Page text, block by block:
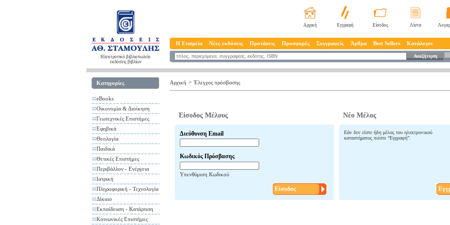
Ηλεκτρονικό βιβλιοπωλείο
εκδόσεις βιβλίων
Αρχική Εγγραφή Είσοδος Λίστα
Η Εταιρεία Νέες εκδόσεις Προτάσεις Προσφορές Συγγραφείς Άρθρα Best Sellers Κατάλογοι
Αναζήτηση
Κατηγορίες
eBooks
Οικονομία & Διοίκηση
Γεωτεχνικές Επιστήμες
Εφηβικά
Θεολογία
Παιδικά
Θετικές Επιστήμες
Περιβάλλον - Ενέργεια
Ιατρική
Πληροφορική - Τεχνολογία
Δίκαιο
Εκπαίδευση - Κατάρτιση
Κοινωνικές Επιστήμες
Αρχική > Έλεγχος πρόσβασης
Είσοδος Μέλους Νέο Μέλος
Διεύθυνση Email
Κωδικός Πρόσβασης
Υπενθύμιση Κωδικού
Είσοδος
Εάν δεν είστε ήδη μέλος του ηλεκτρονικού
καταστήματος πιέστε “Εγγραφή”.